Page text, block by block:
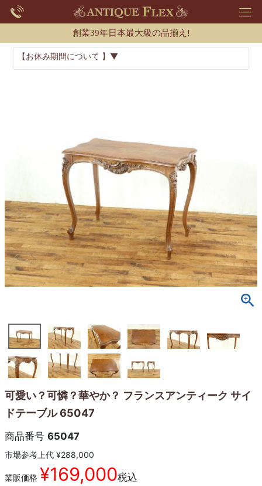
創業39年日本最大級の品揃え!
【お休み期間について 】▼
可愛い？可憐？華やか？ フランスアンティーク サイ
ドテーブル 65047
商品番号 65047
市場参考上代 ¥288,000
業販価格 ¥169,000税込